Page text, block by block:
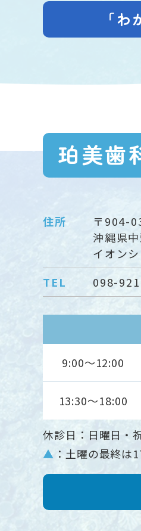
「
珀美歯
住所
〒904-
沖縄県
イオン
TEL
098-
9:00～12:00
13:30～18:00
休診日：日曜日・
▲ ：土曜の最終は